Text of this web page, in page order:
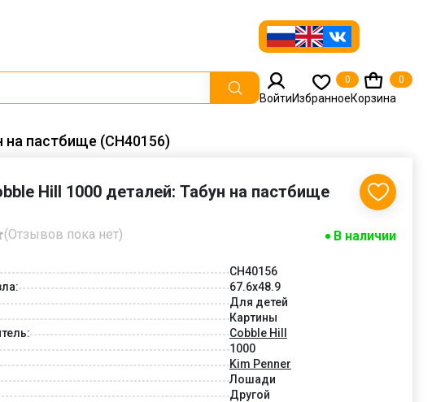
ВойтиИзбранное
0
Корзина
0
на пастбище (CH40156)
Hill 1000 деталей: Табун на пастбище
(Отзывов пока нет) В наличии
CH40156
67.6x48.9
Для детей
Картины
Cobble Hill
1000
Kim Penner
Лошади
Другой